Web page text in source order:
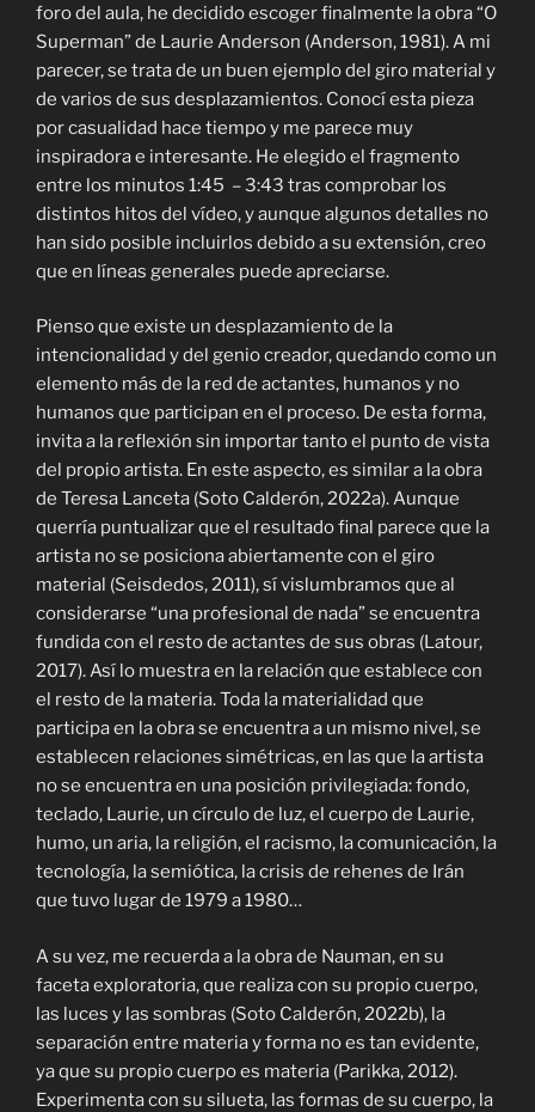
foro del aula, he decidido escoger finalmente la obra “O
Superman” de Laurie Anderson (Anderson, 1981). A mi
parecer, se trata de un buen ejemplo del giro material y
de varios de sus desplazamientos. Conocí esta pieza
por casualidad hace tiempo y me parece muy
inspiradora e interesante. He elegido el fragmento
entre los minutos 1:45 – 3:43 tras comprobar los
distintos hitos del vídeo, y aunque algunos detalles no
han sido posible incluirlos debido a su extensión, creo
que en líneas generales puede apreciarse.
Pienso que existe un desplazamiento de la
intencionalidad y del genio creador, quedando como un
elemento más de la red de actantes, humanos y no
humanos que participan en el proceso. De esta forma,
invita a la reflexión sin importar tanto el punto de vista
del propio artista. En este aspecto, es similar a la obra
de Teresa Lanceta (Soto Calderón, 2022a). Aunque
querría puntualizar que el resultado final parece que la
artista no se posiciona abiertamente con el giro
material (Seisdedos, 2011), sí vislumbramos que al
considerarse “una profesional de nada” se encuentra
fundida con el resto de actantes de sus obras (Latour,
2017). Así lo muestra en la relación que establece con
el resto de la materia. Toda la materialidad que
participa en la obra se encuentra a un mismo nivel, se
establecen relaciones simétricas, en las que la artista
no se encuentra en una posición privilegiada: fondo,
teclado, Laurie, un círculo de luz, el cuerpo de Laurie,
humo, un aria, la religión, el racismo, la comunicación, la
tecnología, la semiótica, la crisis de rehenes de Irán
que tuvo lugar de 1979 a 1980…
A su vez, me recuerda a la obra de Nauman, en su
faceta exploratoria, que realiza con su propio cuerpo,
las luces y las sombras (Soto Calderón, 2022b), la
separación entre materia y forma no es tan evidente,
ya que su propio cuerpo es materia (Parikka, 2012).
Experimenta con su silueta, las formas de su cuerpo, la